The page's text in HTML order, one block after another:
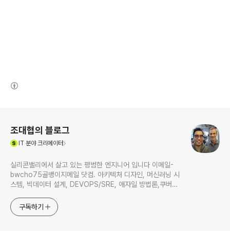
조대협의 블로그
IT 분야 크리에이터
실리콘밸리에서 살고 있는 평범한 엔지니어 입니다 이메일-
bwcho75골뱅이지메일 닷컴. 아키텍처 디자인, 머신러닝 시
스템, 빅데이터 설계, DEVOPS/SRE, 애자일 방법론,쿠버네
한 기술 멘토링과 강의 진행합니다. Linkedin :
https://www.linkedin.com/in/terrycho75/
구독하기